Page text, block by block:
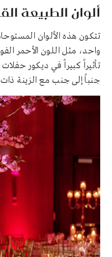
ألوان الطبيعة
تتكون هذه الألوان
واحد، مثل اللون الأحمر
جنباً إلى جنب مع الزينة